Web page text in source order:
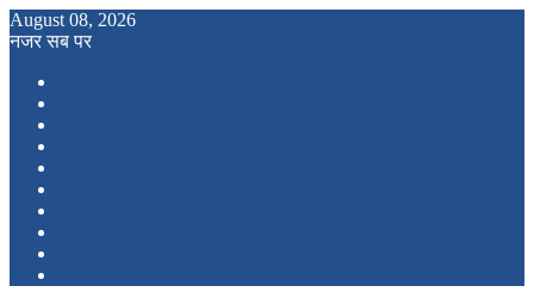
August 08, 2026
नजर सब पर